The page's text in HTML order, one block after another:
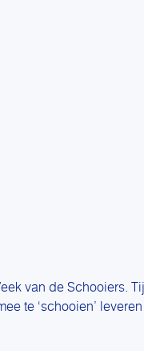
van de Schooiers.
te ‘schooien’